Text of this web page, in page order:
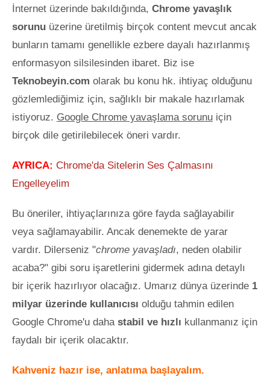
İnternet üzerinde bakıldığında, Chrome yavaşlık
sorunu üzerine üretilmiş birçok content mevcut ancak
bunların tamamı genellikle ezbere dayalı hazırlanmış
enformasyon silsilesinden ibaret. Biz ise
Teknobeyin.com olarak bu konu hk. ihtiyaç olduğunu
gözlemlediğimiz için, sağlıklı bir makale hazırlamak
istiyoruz. Google Chrome yavaşlama sorunu için
birçok dile getirilebilecek öneri vardır.
AYRICA: Chrome'da Sitelerin Ses Çalmasını
Engelleyelim
Bu öneriler, ihtiyaçlarınıza göre fayda sağlayabilir
veya sağlamayabilir. Ancak denemekte de yarar
vardır. Dilerseniz "chrome yavaşladı, neden olabilir
acaba?" gibi soru işaretlerini gidermek adına detaylı
bir içerik hazırlıyor olacağız. Umarız dünya üzerinde 1
milyar üzerinde kullanıcısı olduğu tahmin edilen
Google Chrome'u daha stabil ve hızlı kullanmanız için
faydalı bir içerik olacaktır.
Kahveniz hazır ise, anlatıma başlayalım.